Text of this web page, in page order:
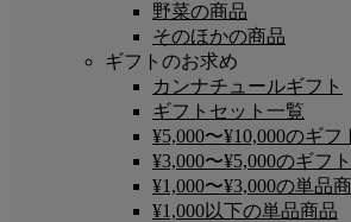
野菜の商品
そのほかの商品
ギフトのお求め
カンナチュールギフト
ギフトセット一覧
¥5,000〜¥10,000のギフ
¥3,000〜¥5,000のギフ
¥1,000〜¥3,000の単品
¥1,000以下の単品商品